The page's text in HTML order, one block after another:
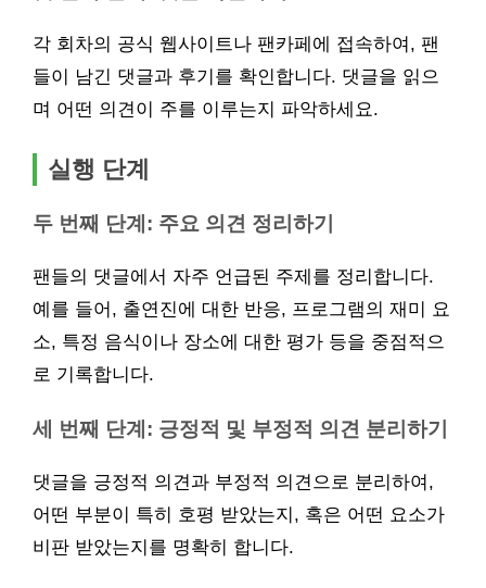
각 회차의 공식 웹사이트나 팬카페에 접속하여, 팬
들이 남긴 댓글과 후기를 확인합니다. 댓글을 읽으
며 어떤 의견이 주를 이루는지 파악하세요.
실행 단계
두 번째 단계: 주요 의견 정리하기
팬들의 댓글에서 자주 언급된 주제를 정리합니다.
예를 들어, 출연진에 대한 반응, 프로그램의 재미 요
소, 특정 음식이나 장소에 대한 평가 등을 중점적으
로 기록합니다.
세 번째 단계: 긍정적 및 부정적 의견 분리하기
댓글을 긍정적 의견과 부정적 의견으로 분리하여,
어떤 부분이 특히 호평 받았는지, 혹은 어떤 요소가
비판 받았는지를 명확히 합니다.